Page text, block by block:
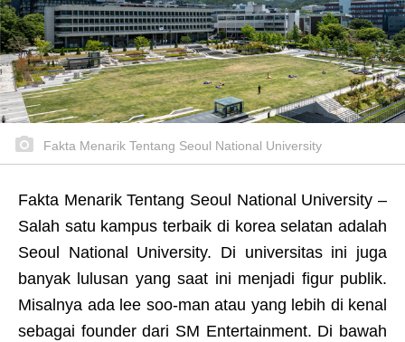
Fakta Menarik Tentang Seoul National University
Fakta Menarik Tentang Seoul National University –
Salah satu kampus terbaik di korea selatan adalah
Seoul National University. Di universitas ini juga
banyak lulusan yang saat ini menjadi figur publik.
Misalnya ada lee soo-man atau yang lebih di kenal
sebagai founder dari SM Entertainment. Di bawah